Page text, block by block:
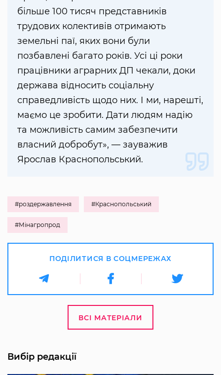
більше 100 тисяч представників
трудових колективів отримають
земельні паї, яких вони були
позбавлені багато років. Усі ці роки
працівники аграрних ДП чекали, доки
держава відносить соціальну
справедливість щодо них. І ми, нарешті,
маємо це зробити. Дати людям надію
та можливість самим забезпечити
власний добробут», — зауважив
Ярослав Краснопольський.
#роздержавлення #Краснопольський
#Мінагропрод
ПОДІЛИТИСЯ В СОЦМЕРЕЖАХ
ВСІ МАТЕРІАЛИ
Вибір редакції